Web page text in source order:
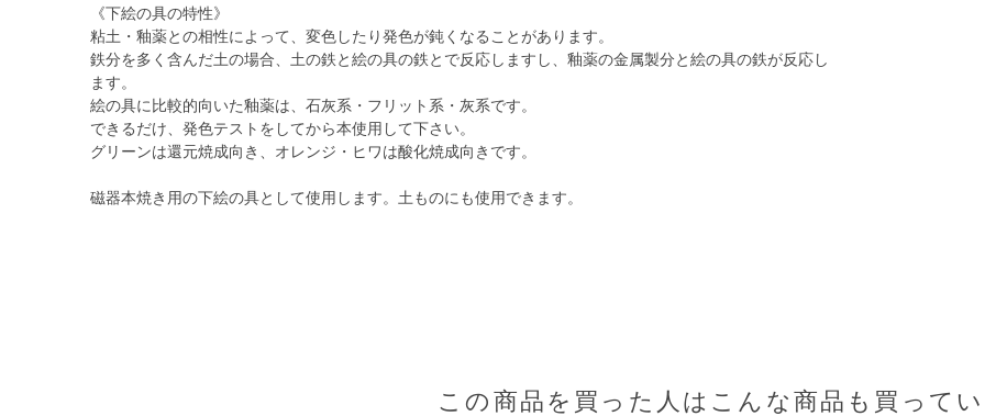
《下絵の具の特性》
粘土・釉薬との相性によって、変色したり発色が鈍くなることがあります。
鉄分を多く含んだ土の場合、土の鉄と絵の具の鉄とで反応しますし、釉薬の金属製分と絵の具の鉄が反応し
ます。
絵の具に比較的向いた釉薬は、石灰系・フリット系・灰系です。
できるだけ、発色テストをしてから本使用して下さい。
グリーンは還元焼成向き、オレンジ・ヒワは酸化焼成向きです。
磁器本焼き用の下絵の具として使用します。土ものにも使用できます。
この商品を買った人はこんな商品も買って